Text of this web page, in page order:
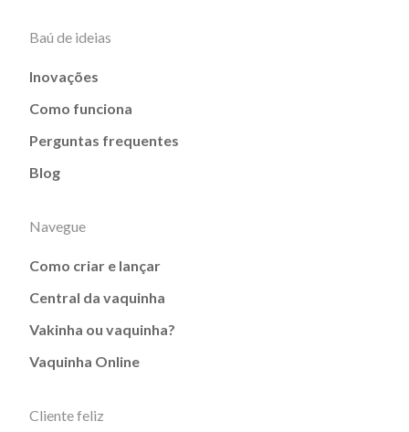
Baú de ideias
Inovações
Como funciona
Perguntas frequentes
Blog
Navegue
Como criar e lançar
Central da vaquinha
Vakinha ou vaquinha?
Vaquinha Online
Cliente feliz